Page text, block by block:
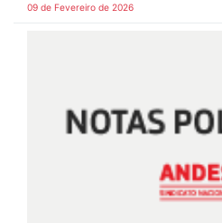
09 de Fevereiro de 2026